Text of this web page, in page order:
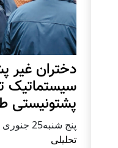
دختران غیر
سیستماتیک
پشتونیستی
پنج شنبه25 جنوری 2024
تحلیلی